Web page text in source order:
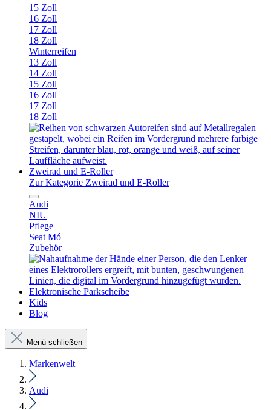
15 Zoll
16 Zoll
17 Zoll
18 Zoll
Winterreifen
13 Zoll
14 Zoll
15 Zoll
16 Zoll
17 Zoll
18 Zoll
Zweirad und E-Roller
Zur Kategorie Zweirad und E-Roller
Audi
NIU
Pflege
Seat Mó
Zubehör
Elektronische Parkscheibe
Kids
Blog
Menü schließen
Markenwelt
Audi